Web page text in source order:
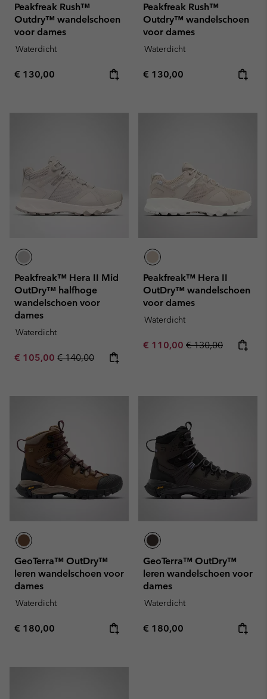
Peakfreak Rush™
Outdry™ wandelschoen
voor dames
Waterdicht
Regular price:
€ 130,00
Peakfreak Rush™
Outdry™ wandelschoen
voor dames
Waterdicht
Regular price:
€ 130,00
Peakfreak™ Hera II Mid
OutDry™ halfhoge
wandelschoen voor
dames
Waterdicht
Sale price:
€ 105,00 Regular price:
€ 140,00
Peakfreak™ Hera II
OutDry™ wandelschoen
voor dames
Waterdicht
Sale price:
€ 110,00 Regular price:
€ 130,00
GeoTerra™ OutDry™
leren wandelschoen voor
dames
Waterdicht
Regular price:
€ 180,00
GeoTerra™ OutDry™
leren wandelschoen voor
dames
Waterdicht
Regular price:
€ 180,00